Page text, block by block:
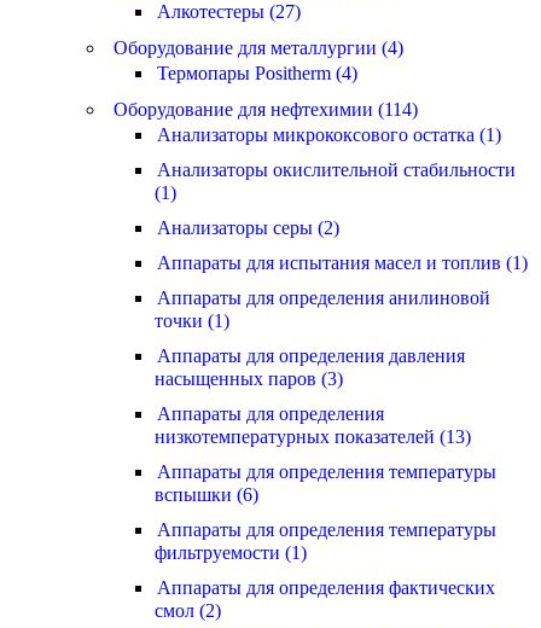
Алкотестеры (27)
Оборудование для металлургии (4)
Термопары Positherm (4)
Оборудование для нефтехимии (114)
Анализаторы микрококсового остатка (1)
Анализаторы окислительной стабильности
(1)
Анализаторы серы (2)
Аппараты для испытания масел и топлив (1)
Аппараты для определения анилиновой
точки (1)
Аппараты для определения давления
насыщенных паров (3)
Аппараты для определения
низкотемпературных показателей (13)
Аппараты для определения температуры
вспышки (6)
Аппараты для определения температуры
фильтруемости (1)
Аппараты для определения фактических
смол (2)